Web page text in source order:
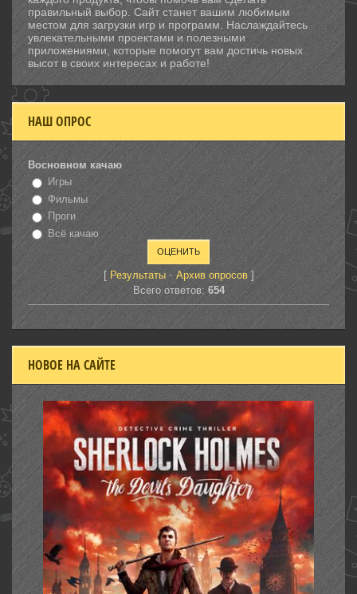
правильный выбор. Сайт станет вашим любимым
местом для загрузки игр и программ. Наслаждайтесь
увлекательными проектами и полезными
приложениями, которые помогут вам достичь новых
высот в своих интересах и работе!
НАШ ОПРОС
Восновном качаю
Игры
Фильмы
Проги
Всё качаю
[ Результаты· Архив опросов]
Всего ответов: 654
НОВОЕ НА САЙТЕ